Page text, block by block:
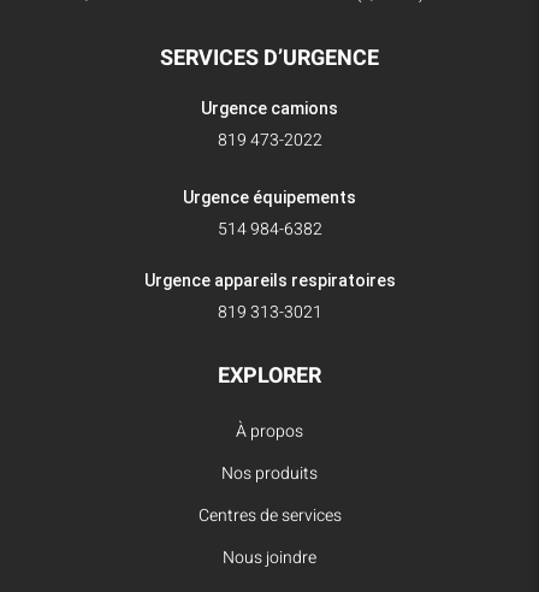
SERVICES D’URGENCE
Urgence camions
819 473-2022
Urgence équipements
514 984-6382
Urgence appareils respiratoires
819 313-3021
EXPLORER
À propos
Nos produits
Centres de services
Nous joindre